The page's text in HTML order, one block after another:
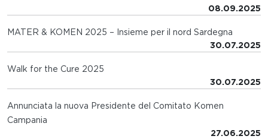
08.09.2025
MATER & KOMEN 2025 – Insieme per il nord Sardegna
30.07.2025
Walk for the Cure 2025
30.07.2025
Annunciata la nuova Presidente del Comitato Komen
Campania
27.06.2025